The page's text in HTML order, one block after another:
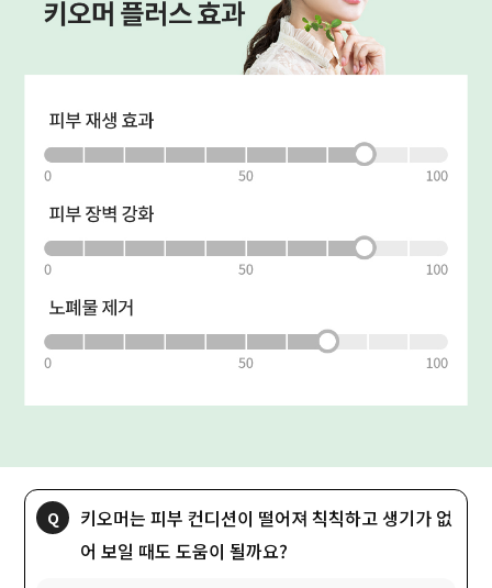
키오머는 피부 컨디션이 떨어져 칙칙하고 생기가 없
어 보일 때도 도움이 될까요?